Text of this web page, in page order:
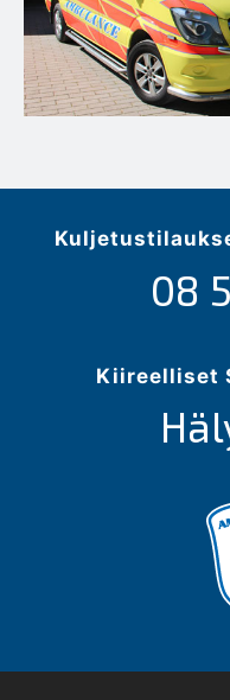
08
Kiireelliset